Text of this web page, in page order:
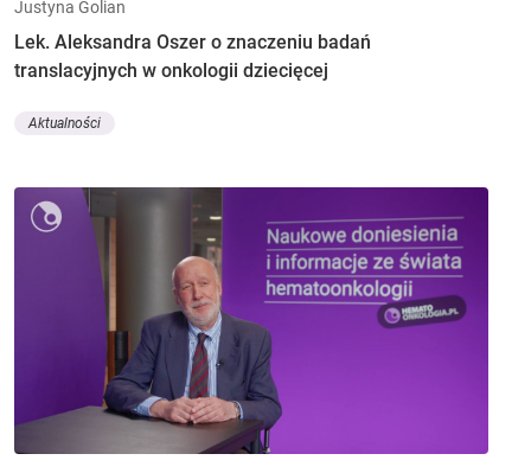
Justyna Golian
Lek. Aleksandra Oszer o znaczeniu badań
translacyjnych w onkologii dziecięcej
Aktualności